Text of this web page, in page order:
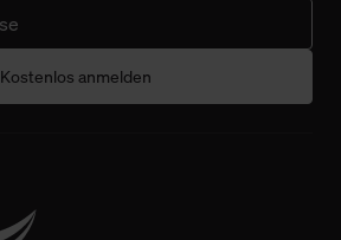
Kostenlos anmelden